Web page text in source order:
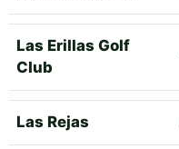
Las Erillas Golf
Club
Las Rejas